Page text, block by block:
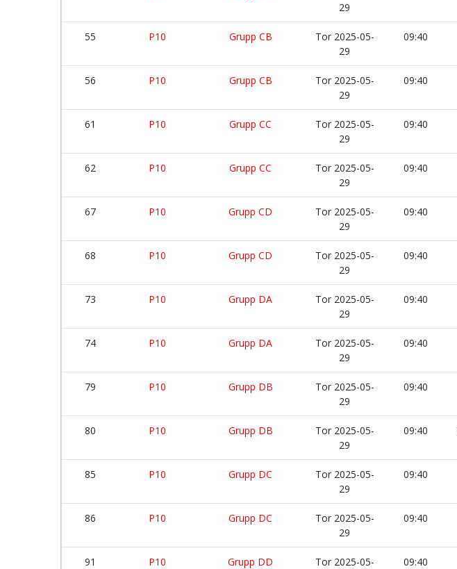
29
55 P10 Grupp CB
Tor 2025-05-
29
09:40
56 P10 Grupp CB
Tor 2025-05-
29
09:40
61 P10 Grupp CC
Tor 2025-05-
29
09:40
62 P10 Grupp CC
Tor 2025-05-
29
09:40
67 P10 Grupp CD
Tor 2025-05-
29
09:40
68 P10 Grupp CD
Tor 2025-05-
29
09:40
73 P10 Grupp DA
Tor 2025-05-
29
09:40
74 P10 Grupp DA
Tor 2025-05-
29
09:40
79 P10 Grupp DB
Tor 2025-05-
29
09:40
80 P10 Grupp DB
Tor 2025-05-
29
09:40
85 P10 Grupp DC
Tor 2025-05-
29
09:40
86 P10 Grupp DC
Tor 2025-05-
29
09:40
91 P10 Grupp DD
Tor 2025-05-
09:40